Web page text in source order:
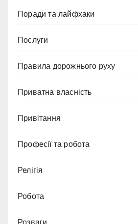
Поради та лайфхаки
Послуги
Правила дорожнього руху
Приватна власність
Привітання
Професії та робота
Релігія
Робота
Розваги